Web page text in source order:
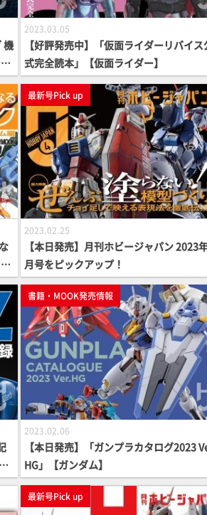
機
2023.03.05
【好評発売中】「仮面ライダーリバイス
式完全読本」【仮面ライダー】
最新号Pick up
2023.02.25
【本日発売】月刊ホビージャパン 2023
月号をピックアップ！
書籍・MOOK発売情報
2023.02.06
【本日発売】「ガンプラカタログ2023
HG」【ガンダム】
最新号Pick up